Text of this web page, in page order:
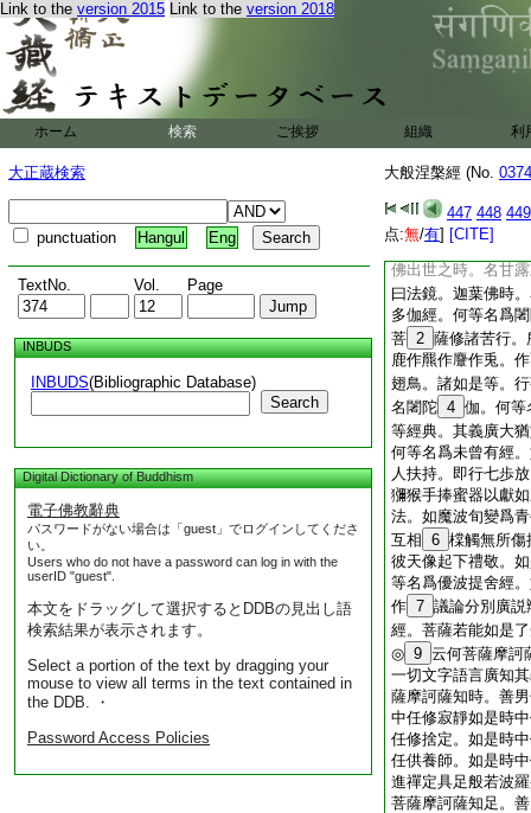
Link to the version 2015 Link to the version 2018
ホーム 検索 ご挨拶 組織 利
大正蔵検索
punctuation Hangul Eng
TextNo. Vol. Page
INBUDS
INBUDS(Bibliographic Database)
Search
Digital Dictionary of Buddhism
電子佛教辭典
パスワードがない場合は「guest」でログインしてくださ
い。
Users who do not have a password can log in with the
userID "guest".
本文をドラッグして選択するとDDBの見出し語
検索結果が表示されます。
Select a portion of the text by dragging your
mouse to view all terms in the text contained in
the DDB. ・
Password Access Policies
大般涅槃經 (No.
447 448 449
点:無/有] [CITE]
靜。如是諸經無問
等名爲尼陀那經。
演説。如舍衞國有
繋隨與水穀而復還
漸盈大器
是名尼陀那經。何
律中所説譬喩。
25
爲伊帝＊曰＊ 他本
云目
知。我出世時所
佛出世之時。名甘
曰法鏡。迦葉佛時
多伽經。何等名爲
菩 2 薩修諸苦行。
鹿作羆作麞作兎。
翅鳥。諸如是等。
名闍陀 4 伽。何等
等經典。其義廣大
何等名爲未曾有經
人扶持。即行七歩
獼猴手捧蜜器以獻
法。如魔波旬變爲
互相 6 橖觸無所傷
彼天像起下禮敬。
等名爲優波提舍經
作 7 議論分別廣説
經。菩薩若能如是
◎ 9 云何菩薩摩訶
一切文字語言廣知
薩摩訶薩知時。善
中任修寂靜如是時
任修捨定。如是時
任供養師。如是時
進禪定具足般若波
菩薩摩訶薩知足。